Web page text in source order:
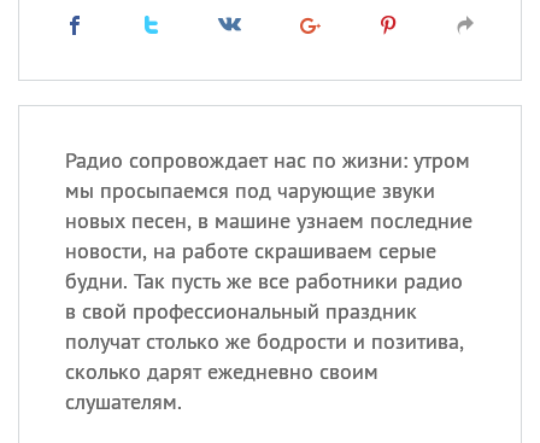
Радио сопровождает нас по жизни: утром
мы просыпаемся под чарующие звуки
новых песен, в машине узнаем последние
новости, на работе скрашиваем серые
будни. Так пусть же все работники радио
в свой профессиональный праздник
получат столько же бодрости и позитива,
сколько дарят ежедневно своим
слушателям.